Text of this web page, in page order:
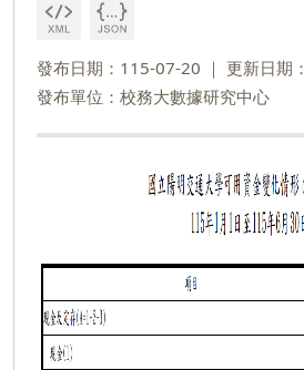
發布日期：115-07-20
更新日期
發布單位：校務大數據研究中心